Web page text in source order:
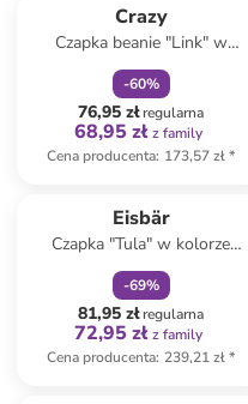
Crazy
Czapka beanie "Link" w
kolorze fioletowym
-60%
76,95 złregularna
68,95 zł z family
Cena producenta: 173,57 zł*
Eisbär
Czapka "Tula" w kolorze
szaro-jasnobrązowym
-69%
81,95 złregularna
72,95 zł z family
Cena producenta: 239,21 zł*